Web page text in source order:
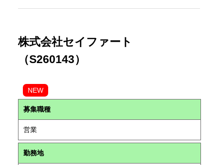
株式会社セイファート
（S260143）
NEW
募集職種
営業
勤務地